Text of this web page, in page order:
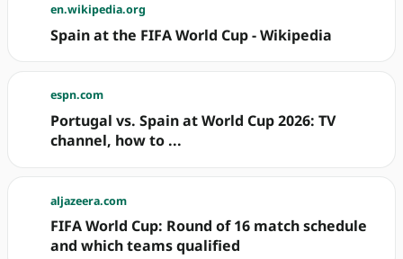
en.wikipedia.org
Spain at the FIFA World Cup - Wikipedia
espn.com
Portugal vs. Spain at World Cup 2026: TV
channel, how to ...
aljazeera.com
FIFA World Cup: Round of 16 match schedule
and which teams qualified